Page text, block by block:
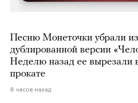
Песню Монеточки убрали
дублированной версии
Неделю назад ее вырезали
прокате
8 часов назад